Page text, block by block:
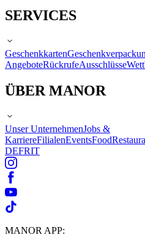
SERVICES
Geschenkkarten
AngeboteRückrufeAusschlüsse
ÜBER MANOR
Unser UnternehmenJobs &
KarriereFilialenEventsFood
DEFRIT
MANOR APP: